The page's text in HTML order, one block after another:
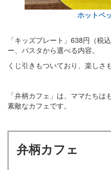
ホットペ
「キッズプレート」638円（税
ー、パスタから選べる内容。
くじ引きもついており、楽しさ
「弁柄カフェ」は、ママたち
素敵なカフェです。
弁柄カフェ